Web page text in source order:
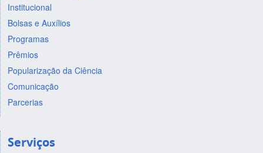
Institucional
Bolsas e Auxílios
Programas
Prêmios
Popularização da Ciência
Comunicação
Parcerias
Serviços